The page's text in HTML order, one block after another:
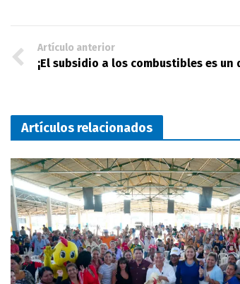
Artículo anterior
¡El subsidio a los combustibles es un
Artículos relacionados